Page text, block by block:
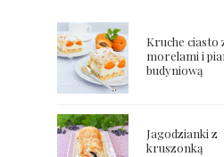
Kruche ciasto
morelami i
budyniową
Jagodzianki z
kruszonką